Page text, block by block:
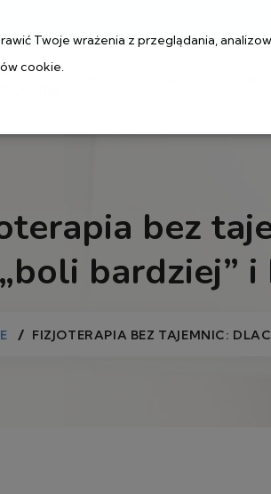
bez
„boli bardziej”
FIZJOTERAPIA BEZ TAJEMNIC:
Twoje wrażenia z przeglądania,
cookie.